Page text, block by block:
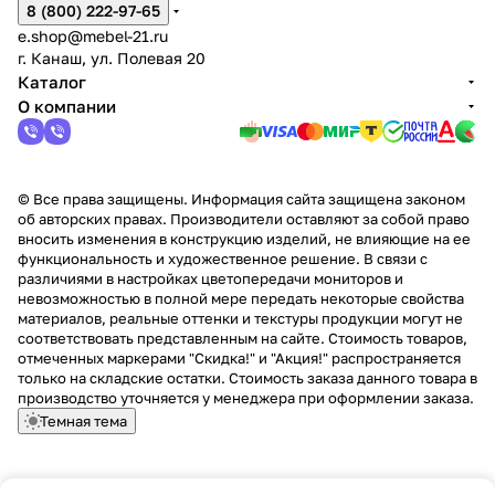
8 (800) 222-97-65
e.shop@mebel-21.ru
г. Канаш, ул. Полевая 20
Каталог
О компании
© Все права защищены. Информация сайта защищена законом
об авторских правах. Производители оставляют за собой право
вносить изменения в конструкцию изделий, не влияющие на ее
функциональность и художественное решение. В связи с
различиями в настройках цветопередачи мониторов и
невозможностью в полной мере передать некоторые свойства
материалов, реальные оттенки и текстуры продукции могут не
соответствовать представленным на сайте. Стоимость товаров,
отмеченных маркерами "Скидка!" и "Акция!" распространяется
только на складские остатки. Стоимость заказа данного товара в
производство уточняется у менеджера при оформлении заказа.
Темная тема